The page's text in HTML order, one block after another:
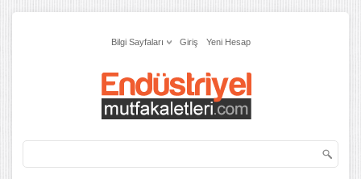
Bilgi Sayfaları Giriş Yeni Hesap